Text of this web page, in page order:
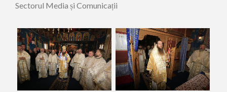
Sectorul Media și Comunicații